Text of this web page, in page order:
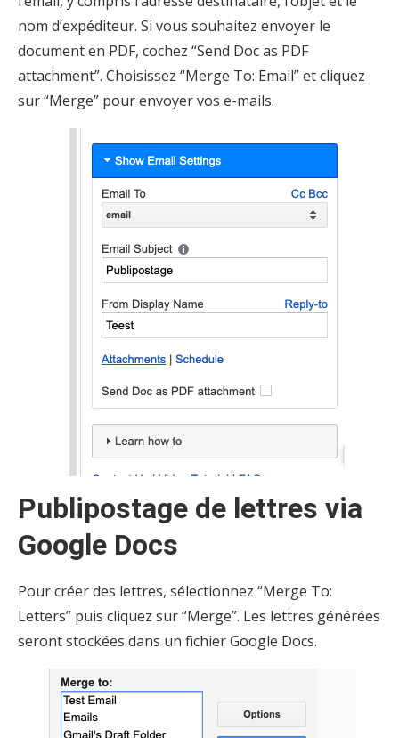
nom d’expéditeur. Si vous souhaitez envoyer le
document en PDF, cochez “Send Doc as PDF
attachment”. Choisissez “Merge To: Email” et cliquez
sur “Merge” pour envoyer vos e-mails.
Publipostage de lettres via
Google Docs
Pour créer des lettres, sélectionnez “Merge To:
Letters” puis cliquez sur “Merge”. Les lettres générées
seront stockées dans un fichier Google Docs.